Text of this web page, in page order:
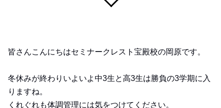
皆さんこんにちはセミナークレスト宝殿校の岡原です。
冬休みが終わりいよいよ中3生と高3生は勝負の3学期に入
りますね。
くれぐれも体調管理には気をつけてください。